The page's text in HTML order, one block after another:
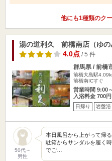
他にも1種類のク
湯の道利久 前橋南店（ゆの
4.0点/ 5 件
群馬県 / 前橋
前橋大島駅
前橋南ICすぐ
営業時間 9:00
入浴料金 700円
日帰り 岩盤浴
50代～
男性
本日風呂から上がって帰
駄箱からサンダルを履く
でご…